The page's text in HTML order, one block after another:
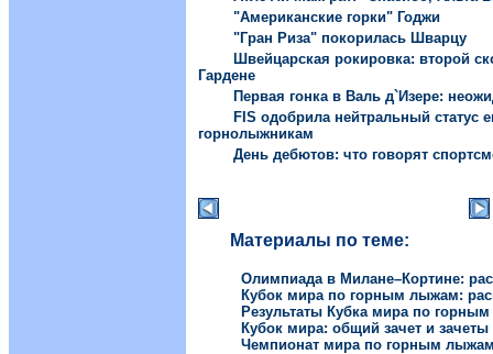
"Американские горки" Годжи
"Гран Риза" покорилась Шварцу
Швейцарская рокировка: второй
Гардене
Первая гонка в Валь д`Изере:
FIS одобрила нейтральный статус
горнолыжникам
День дебютов: что говорят
Материалы по теме:
Олимпиада в Милане–Кортине:
Кубок мира по горным лыжам:
Результаты Кубка мира по
Кубок мира: общий зачет и
Чемпионат мира по горным лыжам